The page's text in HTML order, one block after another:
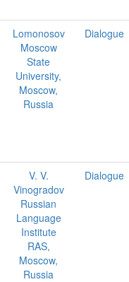
Lomonosov
Moscow
State
University,
Moscow,
Russia
Dialogue
V. V.
Vinogradov
Russian
Language
Institute
RAS,
Moscow,
Russia
Dialogue